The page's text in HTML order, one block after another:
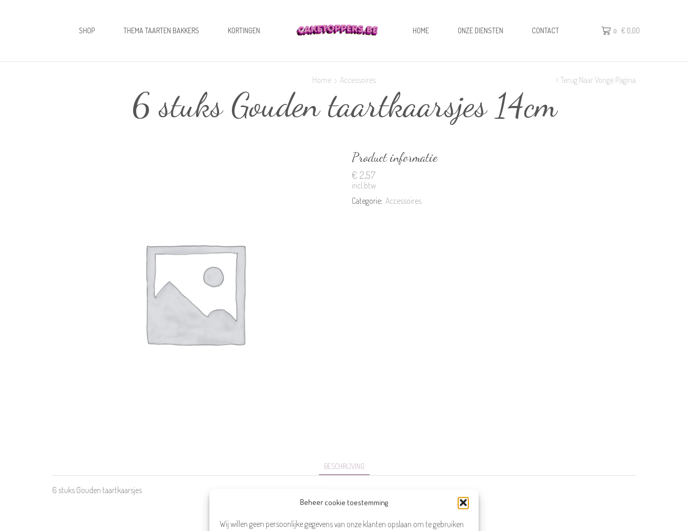
Beheer cookie toestemming
Wij willen geen persoonlijke gegevens van onze klanten opslaan om te gebruiken
SHOP THEMA TAARTEN BAKKERS KORTINGEN HOME ONZE DIENSTEN CONTACT 0 € 0,00
Home Accessoires
6 stuks Gouden taartkaarsjes 14cm
Terug Naar Vorige Pagina
Product informatie
€ 2,57
incl.btw
Categorie: Accessoires
BESCHRIJVING
6 stuks Gouden taartkaarsjes